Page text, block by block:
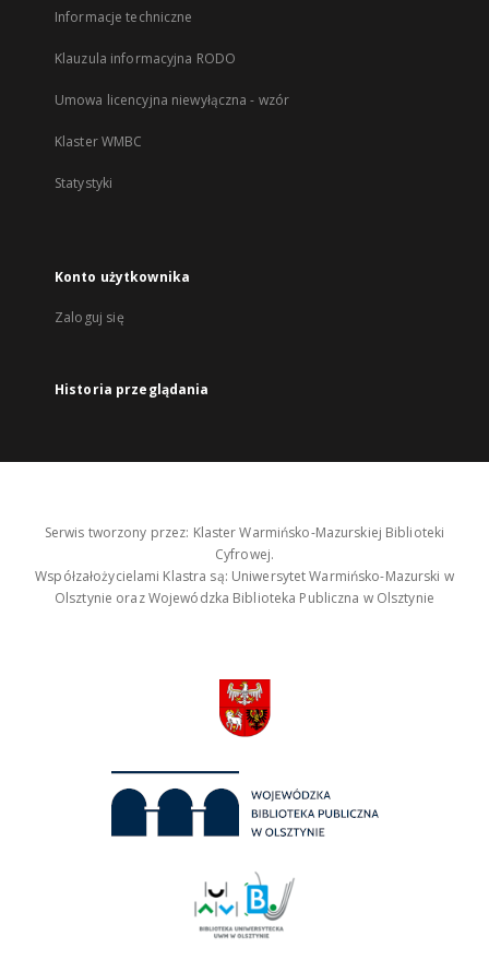
Informacje techniczne
Klauzula informacyjna RODO
Umowa licencyjna niewyłączna - wzór
Klaster WMBC
Statystyki
Konto użytkownika
Zaloguj się
Historia przeglądania
Serwis tworzony przez: Klaster Warmińsko-Mazurskiej Biblioteki
Cyfrowej.
Współzałożycielami Klastra są: Uniwersytet Warmińsko-Mazurski w
Olsztynie oraz Wojewódzka Biblioteka Publiczna w Olsztynie